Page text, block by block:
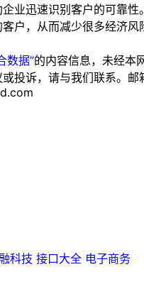
业迅速识别客户的可靠性
户，从而减少很多经济风
数据”的内容信息，未经本
投诉，请与我们联系。邮
科技 接口大全 电子商务